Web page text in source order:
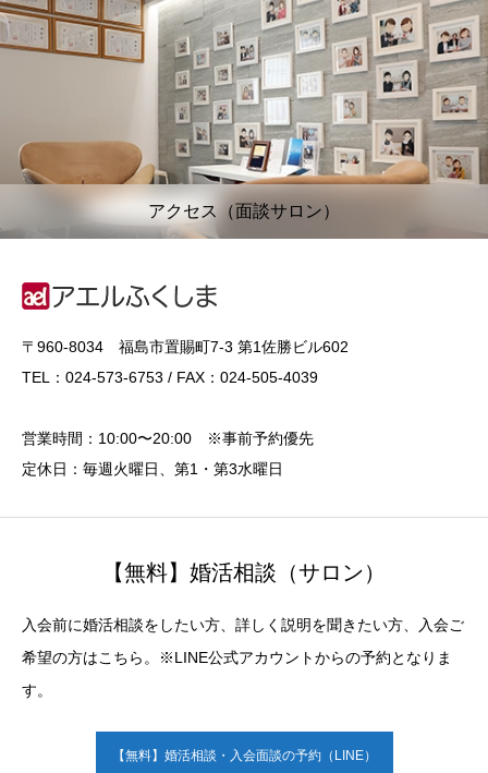
アクセス（面談サロン）
〒960-8034 福島市置賜町7-3 第1佐勝ビル602
TEL：024-573-6753 / FAX：024-505-4039
営業時間：10:00〜20:00 ※事前予約優先
定休日：毎週火曜日、第1・第3水曜日
【無料】婚活相談（サロン）
入会前に婚活相談をしたい方、詳しく説明を聞きたい方、入会ご
希望の方はこちら。※LINE公式アカウントからの予約となりま
す。
【無料】婚活相談・入会面談の予約（LINE）